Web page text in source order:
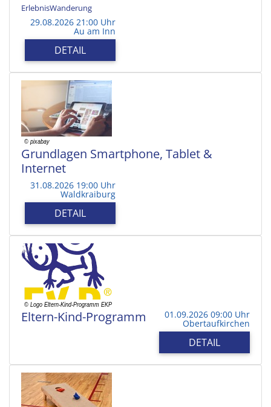
ErlebnisWanderung
29.08.2026 21:00 Uhr
Au am Inn
DETAIL
Grundlagen Smartphone, Tablet &
Internet
31.08.2026 19:00 Uhr
Waldkraiburg
DETAIL
Eltern-Kind-Programm 01.09.2026 09:00 Uhr
Obertaufkirchen
DETAIL